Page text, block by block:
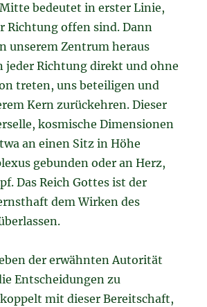
bedeutet in erster Linie,
Richtung offen sind. Dann
unserem Zentrum heraus
jeder Richtung direkt und ohne
treten, uns beteiligen und
Kern zurückehren. Dieser
kosmische Dimensionen
an einen Sitz in Höhe
gebunden oder an Herz,
Das Reich Gottes ist der
dem Wirken des
der erwähnten Autorität
Entscheidungen zu
mit dieser Bereitschaft,